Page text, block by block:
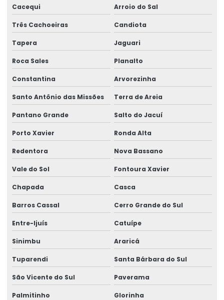
Cacequi Arroio do Sal
Três Cachoeiras Candiota
Tapera Jaguari
Roca Sales Planalto
Constantina Arvorezinha
Santo Antônio das Missões Terra de Areia
Pantano Grande Salto do Jacuí
Porto Xavier Ronda Alta
Redentora Nova Bassano
Vale do Sol Fontoura Xavier
Chapada Casca
Barros Cassal Cerro Grande do Sul
Entre-Ijuís Catuípe
Sinimbu Araricá
Tuparendi Santa Bárbara do Sul
São Vicente do Sul Paverama
Palmitinho Glorinha